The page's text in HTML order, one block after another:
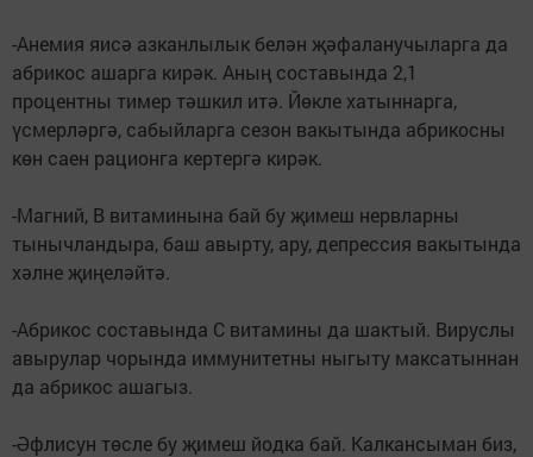
-Анемия яисә азканлылык белән җәфаланучыларга да
абрикос ашарга кирәк. Аның составында 2,1
процентны тимер тәшкил итә. Йөкле хатыннарга,
үсмерләргә, сабыйларга сезон вакытында абрикосны
көн саен рационга кертергә кирәк.
-Магний, В витаминына бай бу җимеш нервларны
тынычландыра, баш авырту, ару, депрессия вакытында
хәлне җиңеләйтә.
-Абрикос составында С витамины да шактый. Вируслы
авырулар чорында иммунитетны ныгыту максатыннан
да абрикос ашагыз.
-Әфлисун төсле бу җимеш йодка бай. Калкансыман биз,